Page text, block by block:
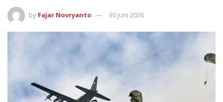
by Fajar Novryanto 30 Juni 2026